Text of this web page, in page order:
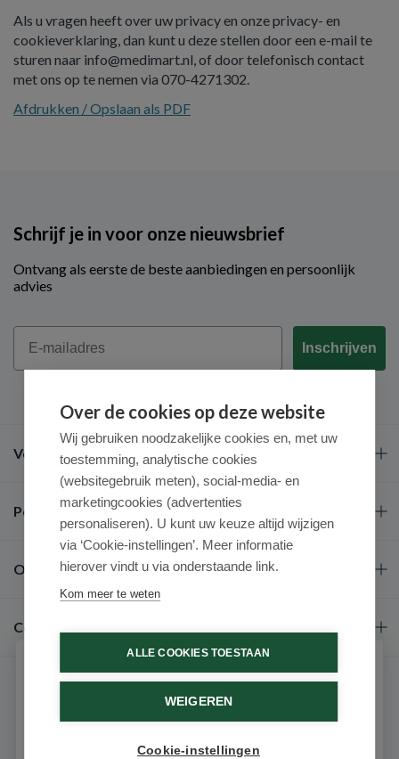
Als u vragen heeft over uw privacy en onze privacy- en
cookieverklaring, dan kunt u deze stellen door een e-mail te
sturen naar info@medimart.nl, of door telefonisch contact
met ons op te nemen via 070-4271302.
Afdrukken / Opslaan als PDF
Schrijf je in voor onze nieuwsbrief
Ontvang als eerste de beste aanbiedingen en persoonlijk
advies
Email
Inschrijven
Veel gestelde vragen
Populaire merken
Over ons
Contact
9.6 / 10 (531 beoordelingen)
Over de cookies op deze website
Wij gebruiken noodzakelijke cookies en, met uw
toestemming, analytische cookies
(websitegebruik meten), social-media- en
marketingcookies (advertenties
personaliseren). U kunt uw keuze altijd wijzigen
via ‘Cookie-instellingen’. Meer informatie
hierover vindt u via onderstaande link.
Kom meer te weten
ALLE COOKIES TOESTAAN
WEIGEREN
Cookie-instellingen
Schrijf je in voor onze nieuwsbrief
Ontvang als eerste de beste aanbiedingen en persoonlijk
advies